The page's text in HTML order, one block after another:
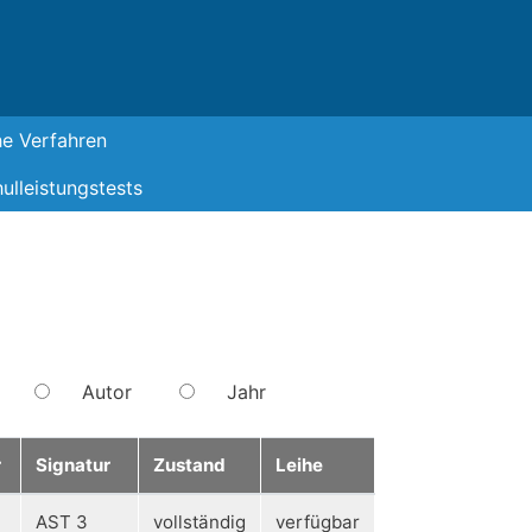
Verfahren
Autor Jahr
Signatur Zustand Leihe
AST 3
vollständig verfügbar